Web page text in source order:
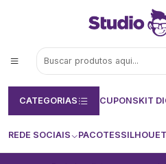
CATEGORIAS CUPONSKIT
REDE SOCIAIS PACOTES